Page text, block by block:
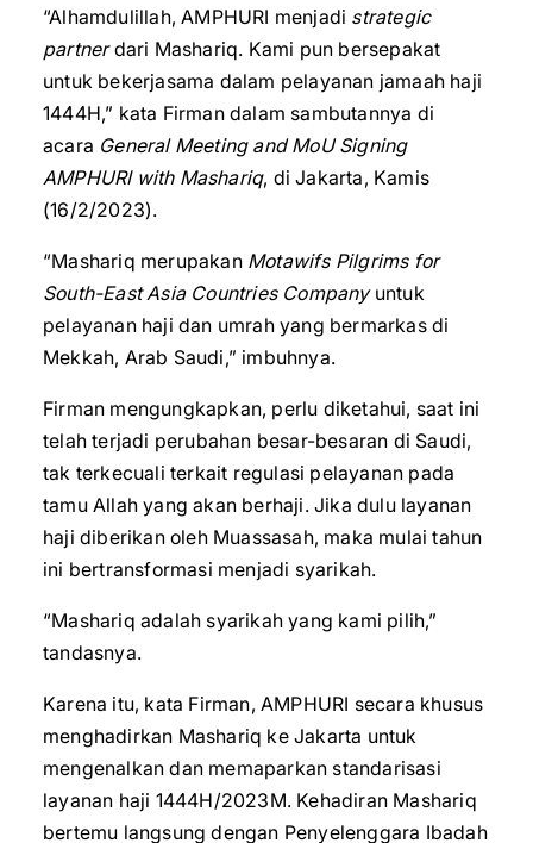
“Alhamdulillah, AMPHURI menjadi strategic
partnerdari Mashariq. Kami pun bersepakat
untuk bekerjasama dalam pelayanan jamaah haji
1444H,” kata Firman dalam sambutannya di
acara General Meeting and MoU Signing
AMPHURI with Mashariq, di Jakarta, Kamis
(16/2/2023).
“Mashariq merupakan Motawifs Pilgrims for
South-East Asia Countries Companyuntuk
pelayanan haji dan umrah yang bermarkas di
Mekkah, Arab Saudi,” imbuhnya.
Firman mengungkapkan, perlu diketahui, saat ini
telah terjadi perubahan besar-besaran di Saudi,
tak terkecuali terkait regulasi pelayanan pada
tamu Allah yang akan berhaji. Jika dulu layanan
haji diberikan oleh Muassasah, maka mulai tahun
ini bertransformasi menjadi syarikah.
“Mashariq adalah syarikah yang kami pilih,”
tandasnya.
Karena itu, kata Firman, AMPHURI secara khusus
menghadirkan Mashariq ke Jakarta untuk
mengenalkan dan memaparkan standarisasi
layanan haji 1444H/2023M. Kehadiran Mashariq
bertemu langsung dengan Penyelenggara Ibadah